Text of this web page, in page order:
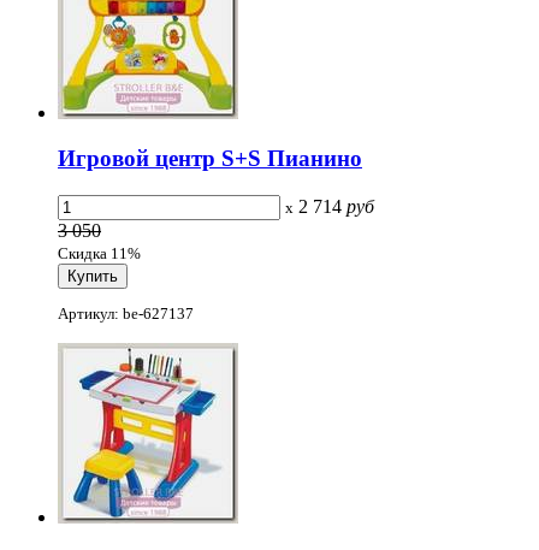
Игровой центр S+S Пианино
x 2 714 руб
3 050
Скидка 11%
Артикул: be-627137